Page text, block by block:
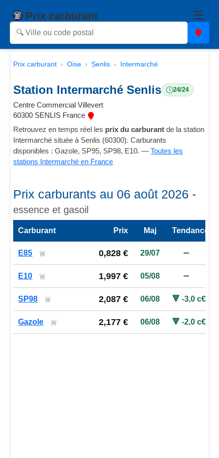
Prix carburant ☰
Prix carburant Oise Senlis Intermarché
Station Intermarché Senlis 24/24
Centre Commercial Villevert
60300 SENLIS France
Retrouvez en temps réel les prix du carburant de la station
Intermarché située à Senlis (60300). Carburants
disponibles : Gazole, SP95, SP98, E10. —Toutes les
stations Intermarché en France
Prix carburants au 06 août 2026 -
essence et gasoil
Carburant Prix Maj Tendance
E85 🚨 0,828 € 29/07 ➖
E10 🚨 1,997 € 05/08 ➖
SP98 🚨 2,087 € 06/08 🔻 -3,0 c€
Gazole 🚨 2,177 € 06/08 🔻 -2,0 c€